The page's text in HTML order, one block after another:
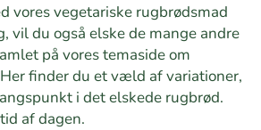
vores vegetariske rugbrødsmad
vil du også elske de mange andre
på vores temaside om
finder du et væld af variationer,
i det elskede rugbrød.
af dagen.